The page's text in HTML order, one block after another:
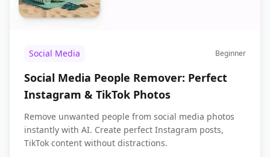
Social Media Beginner
Social Media People Remover: Perfect
Instagram & TikTok Photos
Remove unwanted people from social media photos
instantly with AI. Create perfect Instagram posts,
TikTok content without distractions.